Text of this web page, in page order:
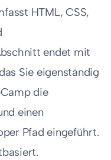
HTML, CSS,
endet mit
Sie eigenständig
die
einen
Pfad eingeführt.